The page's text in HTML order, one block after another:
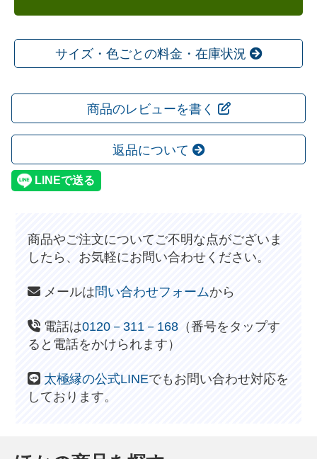
サイズ・色ごとの料金・在庫状況
商品のレビューを書く
返品について
商品やご注文についてご不明な点がございま
したら、お気軽にお問い合わせください。
メールは問い合わせフォームから
電話は0120－311－168 （番号をタップす
ると電話をかけられます）
太極縁の公式LINEでもお問い合わせ対応を
しております。